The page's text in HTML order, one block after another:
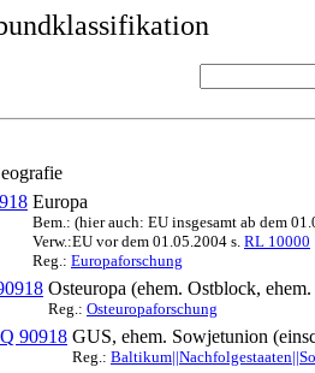
Europa
Bem.: (hier auch: EU insgesamt ab dem
Verw.:EU vor dem 01.05.2004 s. RL 10000
Reg.: Europaforschung
Osteuropa (ehem. Ostblock,
Reg.: Osteuropaforschung
90918 GUS, ehem. Sowjetunion
Reg.: